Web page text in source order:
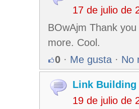
17 de julio de
BOwAjm Thank
more. Cool.
0 · Me gusta · No
Link Building
19 de julio de